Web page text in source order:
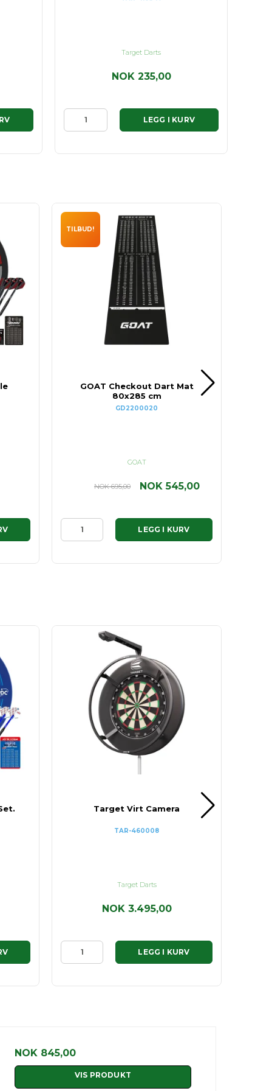
Target Darts
NOK 235,00
LEGG I KURV
TILBUD!
GOAT Checkout Dart Mat
80x285 cm
GD2200020
GOAT
NOK 695,00 NOK 545,00
LEGG I KURV
Target Virt Camera
TAR-460008
Target Darts
NOK 3.495,00
LEGG I KURV
NOK 845,00
VIS PRODUKT